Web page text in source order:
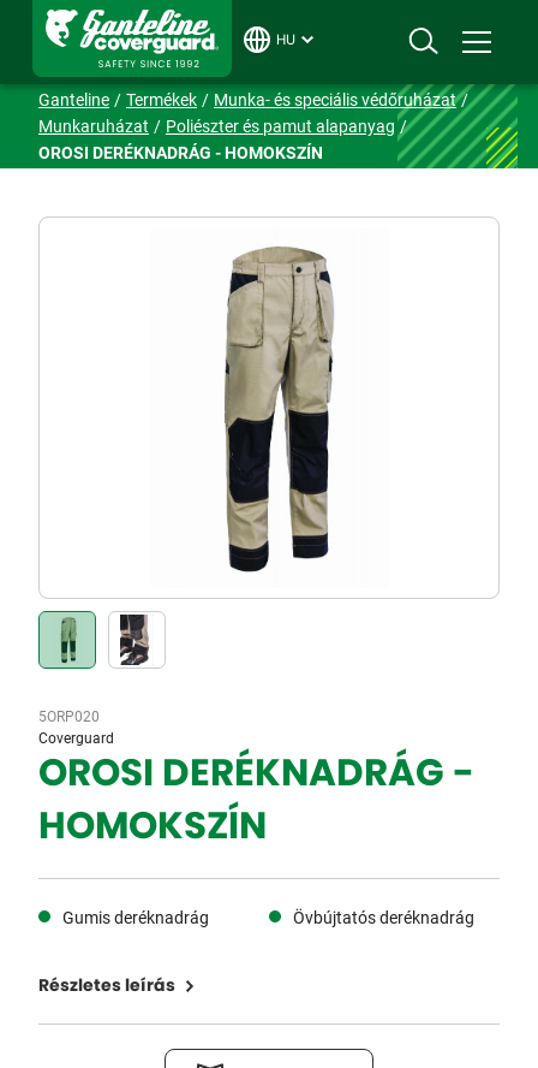
HU
Ganteline Termékek
Munka- és speciális védőruházat
Munkaruházat
Poliészter és pamut alapanyag
OROSI DERÉKNADRÁG - HOMOKSZÍN
5ORP020
Coverguard
OROSI DERÉKNADRÁG -
HOMOKSZÍN
Gumis deréknadrág Övbújtatós deréknadrág
Részletes leírás